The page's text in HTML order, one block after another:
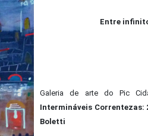
Entre
Galeria de arte do Pic
Intermináveis
Boletti